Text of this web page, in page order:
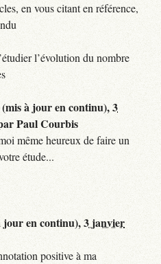
en vous citant en référence,
l’évolution du nombre
à jour en continu),3
Paul Courbis
même heureux de faire un
étude...
jour en continu),3 janvier
positive à ma